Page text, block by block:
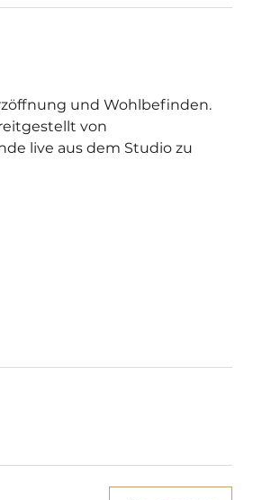
und Wohlbefinden.
von
live aus dem Studio zu